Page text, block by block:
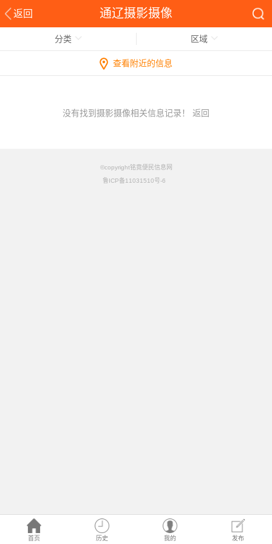
返回 通辽摄影摄像
首页 历史 我的 发布
分类 区域
查看附近的信息
没有找到摄影摄像相关信息记录！ 返回
©copyright铭竟便民信息网
鲁ICP备11031510号-6